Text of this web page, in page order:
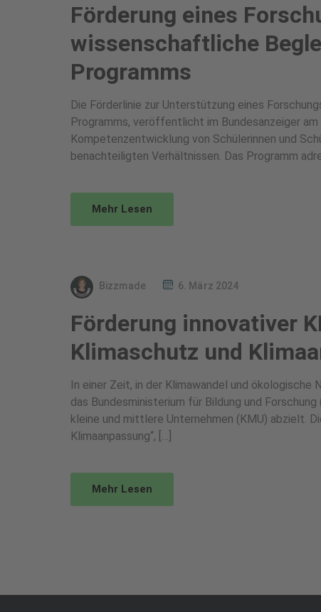
Förderung eines
wissenschaftliche
Programms
Die Förderlinie zur Unterstützung eines
Programms, veröffentlicht im Bundesanzeiger
Kompetenzentwicklung von Schülerinnen und
benachteiligten Verhältnissen. Das Programm
Mehr Lesen
Bizzmade 6. März 2024
Förderung innovativer
Klimaschutz und
In einer Zeit, in der Klimawandel und
das Bundesministerium für Bildung und
kleine und mittlere Unternehmen (KMU) abzielt.
Klimaanpassung“, […]
Mehr Lesen